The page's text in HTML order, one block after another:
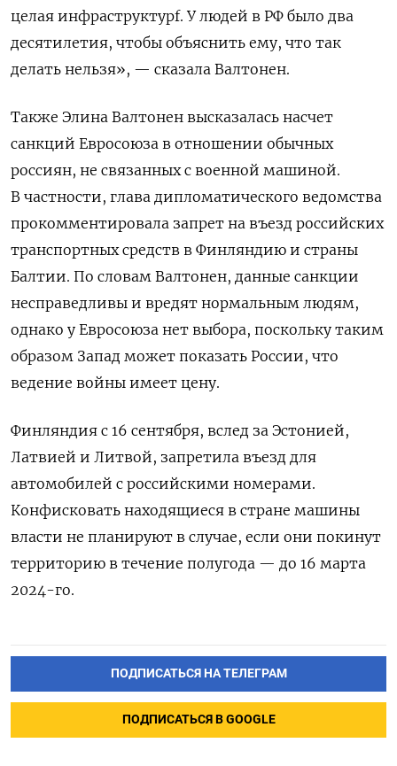
целая инфраструктурf. У людей в РФ было два
десятилетия, чтобы объяснить ему, что так
делать нельзя», — сказала Валтонен.
Также Элина Валтонен высказалась насчет
санкций Евросоюза в отношении обычных
россиян, не связанных с военной машиной.
В частности, глава дипломатического ведомства
прокомментировала запрет на въезд российских
транспортных средств в Финляндию и страны
Балтии. По словам Валтонен, данные санкции
несправедливы и вредят нормальным людям,
однако у Евросоюза нет выбора, поскольку таким
образом Запад может показать России, что
ведение войны имеет цену.
Финляндия с 16 сентября, вслед за Эстонией,
Латвией и Литвой, запретила въезд для
автомобилей с российскими номерами.
Конфисковать находящиеся в стране машины
власти не планируют в случае, если они покинут
территорию в течение полугода — до 16 марта
2024-го.
ПОДПИСАТЬСЯ НА ТЕЛЕГРАМ
ПОДПИСАТЬСЯ В GOOGLE